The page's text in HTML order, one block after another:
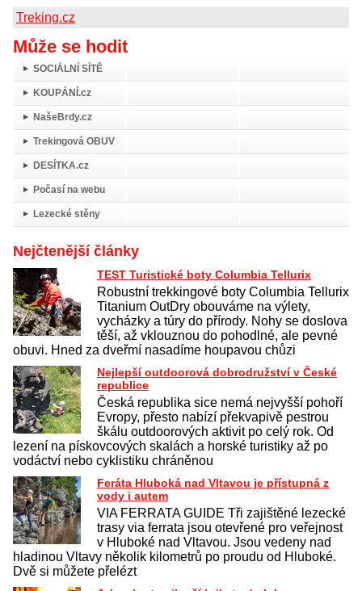
Treking.cz
Může se hodit
SOCIÁLNÍ SÍTĚ
KOUPÁNÍ.cz
NašeBrdy.cz
Trekingová OBUV
DESÍTKA.cz
Počasí na webu
Lezecké stěny
Nejčtenější články
TEST Turistické boty Columbia Tellurix
Robustní trekkingové boty Columbia Tellurix
Titanium OutDry obouváme na výlety,
vycházky a túry do přírody. Nohy se doslova
těší, až vklouznou do pohodlné, ale pevné
obuvi. Hned za dveřmí nasadíme houpavou chůzi
Nejlepší outdoorová dobrodružství v České
republice
Česká republika sice nemá nejvyšší pohoří
Evropy, přesto nabízí překvapivě pestrou
škálu outdoorových aktivit po celý rok. Od
lezení na pískovcových skalách a horské turistiky až po
vodáctví nebo cyklistiku chráněnou
Feráta Hluboká nad Vltavou je přístupná z
vody i autem
VIA FERRATA GUIDE Tři zajištěné lezecké
trasy via ferrata jsou otevřené pro veřejnost
v Hluboké nad Vltavou. Jsou vedeny nad
hladinou Vltavy několik kilometrů po proudu od Hluboké.
Dvě si můžete přelézt